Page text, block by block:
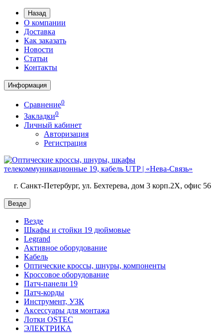
Назад
О компании
Доставка
Как заказать
Новости
Статьи
Контакты
Информация
Сравнение0
Закладки0
Личный кабинет
Авторизация
Регистрация
г. Санкт-Петербург, ул. Бехтерева, дом 3 корп.2X, офис 56
Везде
Везде
Шкафы и стойки 19 дюймовые
Legrand
Активное оборудование
Кабель
Оптические кроссы, шнуры, компоненты
Кроссовое оборудование
Патч-панели 19
Патч-корды
Инструмент, УЗК
Аксессуары для монтажа
Лотки OSTEC
ЭЛЕКТРИКА